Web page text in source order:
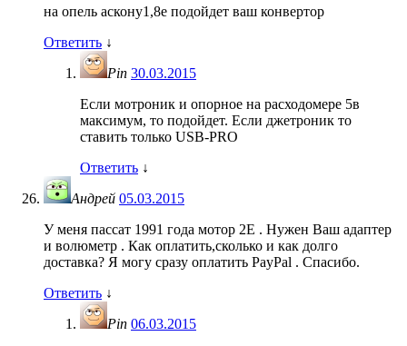
на опель аскону1,8е подойдет ваш конвертор
Ответить ↓
Pin 30.03.2015
Если мотроник и опорное на расходомере 5в
максимум, то подойдет. Если джетроник то
ставить только USB-PRO
Ответить ↓
Андрей 05.03.2015
У меня пассат 1991 года мотор 2Е . Нужен Ваш адаптер
и волюметр . Как оплатить,сколько и как долго
доставка? Я могу сразу оплатить PayPal . Спасибо.
Ответить ↓
Pin 06.03.2015